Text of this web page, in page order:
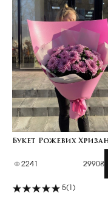
Букет Рожевих
2241 2990₴
5(1)